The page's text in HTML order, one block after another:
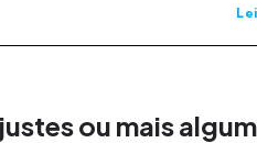
ou mais